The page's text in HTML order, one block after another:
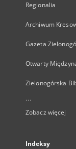
Regionalia
Archiwum
Gazeta
Otwarty
Zielonogórska
...
Zobacz więcej
Indeksy